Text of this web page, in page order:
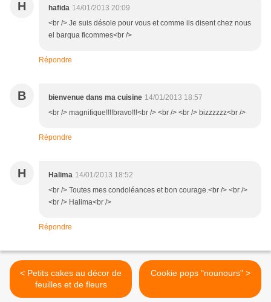
H hafida 14/01/2013 20:09
<br /> Je suis désole pour vous et comme ils disent chez nous
el barqua ficommes<br />
Répondre
B bienvenue dans ma cuisine 14/01/2013 18:57
<br /> magnifique!!!!bravo!!!<br /> <br /> <br /> bizzzzzz<br />
Répondre
H Halima 14/01/2013 18:52
<br /> Toutes mes condoléances et bon courage.<br /> <br />
<br /> Halima<br />
Répondre
< Petits cakes au décor de
feuilles et de fleurs
Cookie pops "nounours" >